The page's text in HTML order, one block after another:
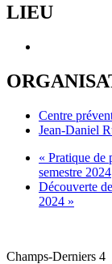
LIEU
Centre
Jean-Daniel
« Pratique de
semestre 2024
Découverte
2024 »
Champs-Derniers 4